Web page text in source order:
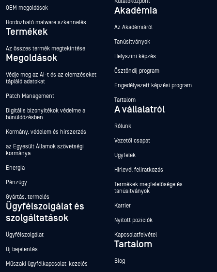
OEM megoldások
Hordozható malware szkennelés
Termékek
Az összes termék megtekintése
Megoldások
Védje meg az AI-t és az elemzéseket
tápláló adatokat
Patch Management
Digitális bizonyítékok védelme a
bűnüldözésben
Kormány, védelem és hírszerzés
az Egyesült Államok szövetségi
kormánya
Energia
Pénzügy
Gyártás, termelés
Ügyfélszolgálat és
szolgáltatások
Ügyfélszolgálat
Új bejelentés
Műszaki ügyfélkapcsolat-kezelés
Kutatóközpont
Akadémia
Az Akadémiáról
Tanúsítványok
Helyszíni képzés
Ösztöndíj program
Engedélyezett képzési program
Tartalom
A vállalatról
Rólunk
Vezetői csapat
Ügyfelek
Hírlevél feliratkozás
Termékek megfelelősége és
tanúsítványok
Karrier
Nyitott pozíciók
Kapcsolatfelvétel
Tartalom
Blog